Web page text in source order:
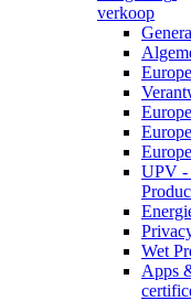
verkoop
UPV -
Wet
Apps